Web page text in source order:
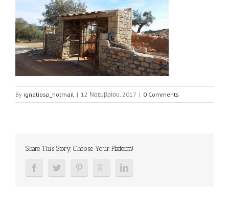
By ignatiosp_hotmail | 12 Νοεμβρίου, 2017 | 0 Comments
Share This Story, Choose Your Platform!